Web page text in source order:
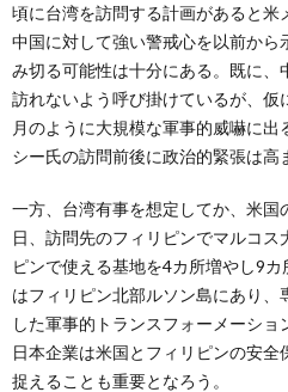
頃に台湾を訪問する計画があると米
中国に対して強い警戒心を以前か
み切る可能性は十分にある。既に、
訪れないよう呼び掛けているが、
月のように大規模な軍事的威嚇に
シー氏の訪問前後に政治的緊張は高
一方、台湾有事を想定してか、米
日、訪問先のフィリピンでマルコス
ピンで使える基地を4カ所増やし9
はフィリピン北部ルソン島にあり
した軍事的トランスフォーメーシ
日本企業は米国とフィリピンの安
捉えることも重要となろう。